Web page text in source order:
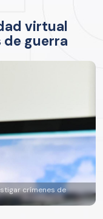
virtual
guerra
crímenes de